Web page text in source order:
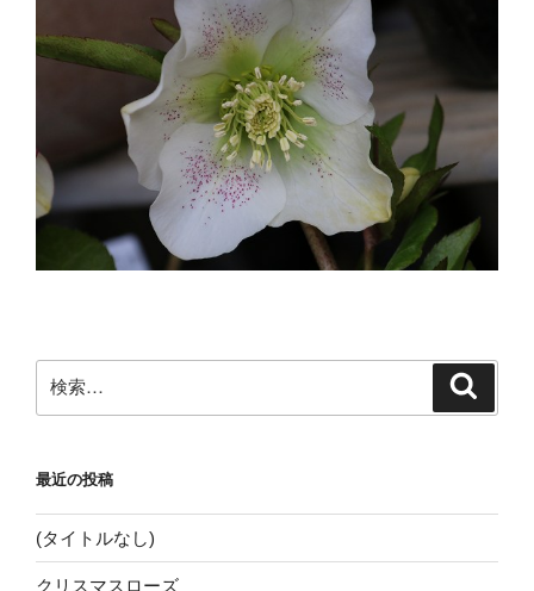
索:
最近の投稿
(タイトルなし)
クリスマスローズ